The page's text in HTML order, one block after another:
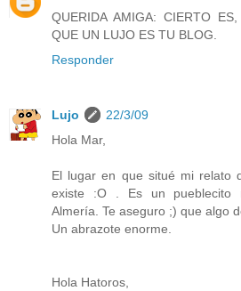
QUERIDA AMIGA: CIERTO
QUE UN LUJO ES TU BLOG.
Responder
Lujo
22/3/09
Hola Mar,
El lugar en que situé mi relato
existe :O . Es un pueblecito
Almería. Te aseguro ;) que algo
Un abrazote enorme.
Hola Hatoros,